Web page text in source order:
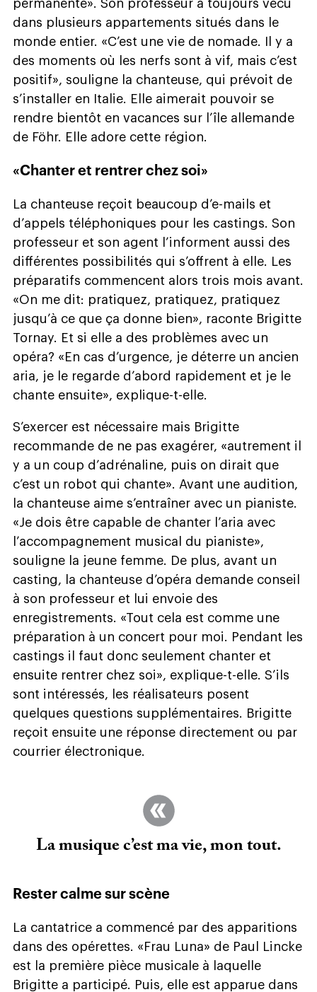
permanente». Son professeur a toujours vécu
dans plusieurs appartements situés dans le
monde entier. «C’est une vie de nomade. Il y a
des moments où les nerfs sont à vif, mais c’est
positif», souligne la chanteuse, qui prévoit de
s’installer en Italie. Elle aimerait pouvoir se
rendre bientôt en vacances sur l’île allemande
de Föhr. Elle adore cette région.
«Chanter et rentrer chez soi»
La chanteuse reçoit beaucoup d’e-mails et
d’appels téléphoniques pour les castings. Son
professeur et son agent l’informent aussi des
différentes possibilités qui s’offrent à elle. Les
préparatifs commencent alors trois mois avant.
«On me dit: pratiquez, pratiquez, pratiquez
jusqu’à ce que ça donne bien», raconte Brigitte
Tornay. Et si elle a des problèmes avec un
opéra? «En cas d’urgence, je déterre un ancien
aria, je le regarde d’abord rapidement et je le
chante ensuite», explique-t-elle.
S’exercer est nécessaire mais Brigitte
recommande de ne pas exagérer, «autrement il
y a un coup d’adrénaline, puis on dirait que
c’est un robot qui chante». Avant une audition,
la chanteuse aime s’entraîner avec un pianiste.
«Je dois être capable de chanter l’aria avec
l’accompagnement musical du pianiste»,
souligne la jeune femme. De plus, avant un
casting, la chanteuse d’opéra demande conseil
à son professeur et lui envoie des
enregistrements. «Tout cela est comme une
préparation à un concert pour moi. Pendant les
castings il faut donc seulement chanter et
ensuite rentrer chez soi», explique-t-elle. S’ils
sont intéressés, les réalisateurs posent
quelques questions supplémentaires. Brigitte
reçoit ensuite une réponse directement ou par
courrier électronique.
La musique c’est ma vie, mon tout.
Rester calme sur scène
La cantatrice a commencé par des apparitions
dans des opérettes. «Frau Luna» de Paul Lincke
est la première pièce musicale à laquelle
Brigitte a participé. Puis, elle est apparue dans